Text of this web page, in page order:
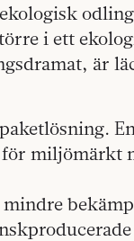
i ett
är
miljömärkt